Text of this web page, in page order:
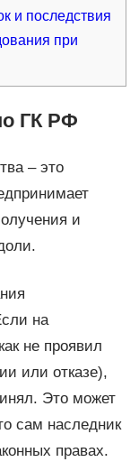
и последствия
при
ГК РФ
– это
и
на
не проявил
или отказе),
Это может
сам наследник
правах.